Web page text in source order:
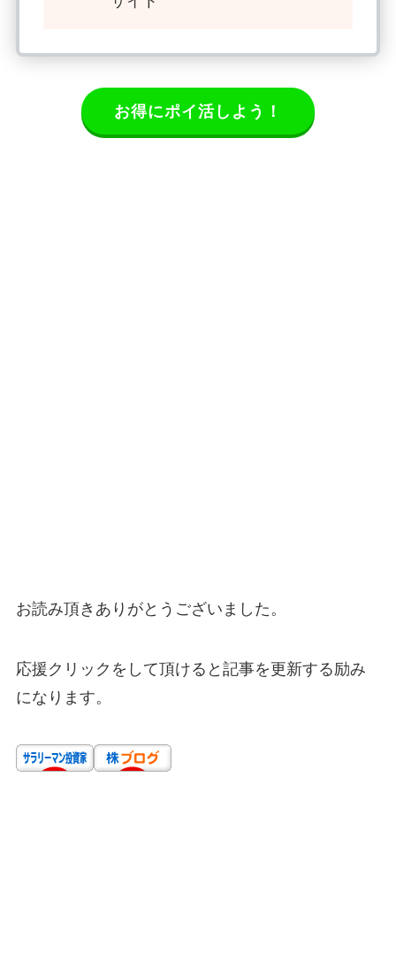
お得にポイ活しよう！
お読み頂きありがとうございました。
応援クリックをして頂けると記事を更新する励み
になります。